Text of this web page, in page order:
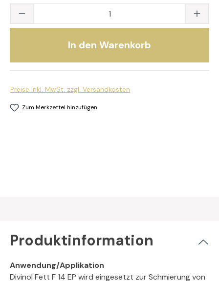
Produkt Anzahl: Gib den gewünschten
In den Warenkorb
Preise inkl. MwSt. zzgl. Versandkosten
Zum Merkzettel hinzufügen
Produktinformation
Anwendung/Applikation
Divinol Fett F 14 EP wird eingesetzt zur Schmierung von